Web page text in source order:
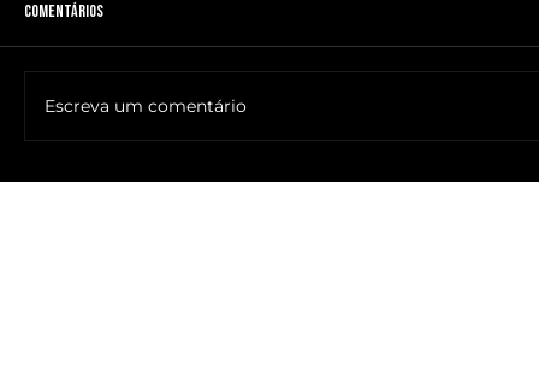
Comentários
Escreva um comentário